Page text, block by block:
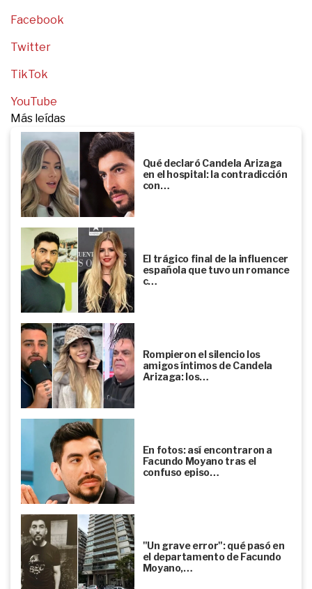
Facebook
Twitter
TikTok
YouTube
Más leídas
Qué declaró Candela Arizaga
en el hospital: la contradicción
con…
El trágico final de la influencer
española que tuvo un romance
c…
Rompieron el silencio los
amigos íntimos de Candela
Arizaga: los…
En fotos: así encontraron a
Facundo Moyano tras el
confuso episo…
"Un grave error": qué pasó en
el departamento de Facundo
Moyano,…